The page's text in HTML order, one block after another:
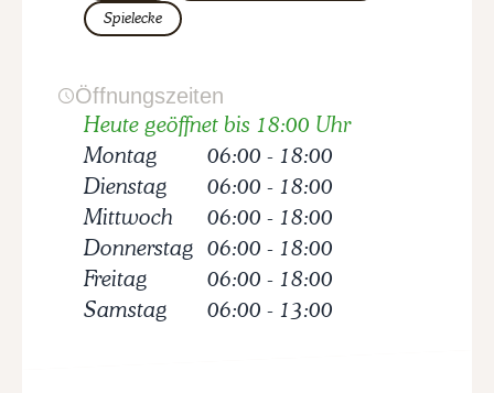
Spielecke
Öffnungszeiten
Heute geöffnet bis 18:00 Uhr
Montag
06:00 - 18:00
Dienstag
06:00 - 18:00
Mittwoch
06:00 - 18:00
Donnerstag 06:00 - 18:00
Freitag
06:00 - 18:00
Samstag
06:00 - 13:00